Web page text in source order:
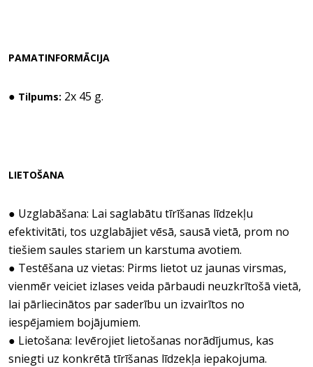
PAMATINFORMĀCIJA
● Tilpums: 2x 45 g.
LIETOŠANA
● Uzglabāšana: Lai saglabātu tīrīšanas līdzekļu
efektivitāti, tos uzglabājiet vēsā, sausā vietā, prom no
tiešiem saules stariem un karstuma avotiem.
● Testēšana uz vietas: Pirms lietot uz jaunas virsmas,
vienmēr veiciet izlases veida pārbaudi neuzkrītošā vietā,
lai pārliecinātos par saderību un izvairītos no
iespējamiem bojājumiem.
● Lietošana: Ievērojiet lietošanas norādījumus, kas
sniegti uz konkrētā tīrīšanas līdzekļa iepakojuma.